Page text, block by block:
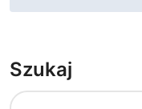
a
c
Szukaj